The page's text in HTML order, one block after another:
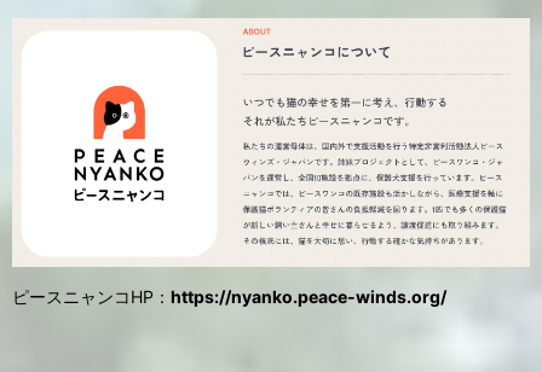
ピースニャンコHP： https://nyanko.peace-winds.org/